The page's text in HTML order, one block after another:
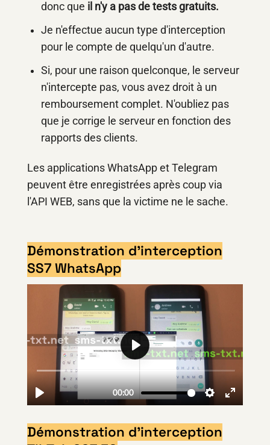
donc que il n'y a pas de tests gratuits.
Je n'effectue aucun type d'interception
pour le compte de quelqu'un d'autre.
Si, pour une raison quelconque, le serveur
n'intercepte pas, vous avez droit à un
remboursement complet. N'oubliez pas
que je corrige le serveur en fonction des
rapports des clients.
Les applications WhatsApp et Telegram
peuvent être enregistrées après coup via
l'API WEB, sans que la victime ne le sache.
Démonstration d'interception
SS7 WhatsApp
Démonstration d'interception